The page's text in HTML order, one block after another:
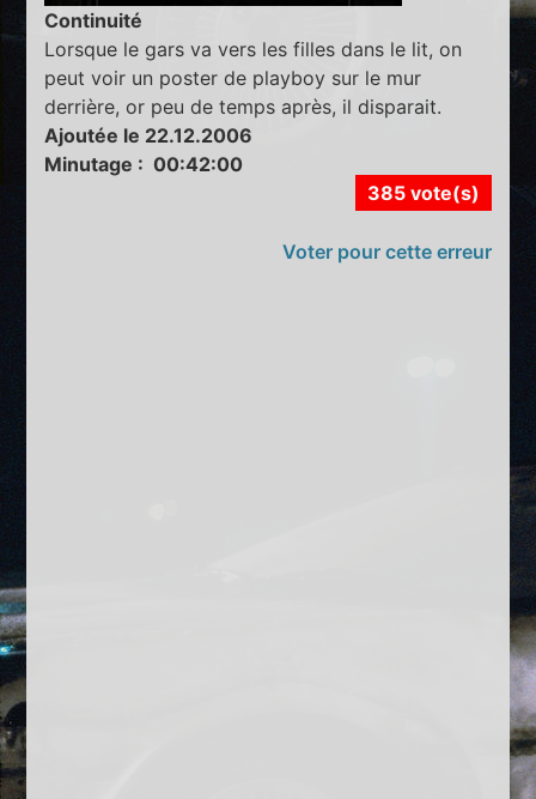
Continuité
Lorsque le gars va vers les filles dans le lit, on
peut voir un poster de playboy sur le mur
derrière, or peu de temps après, il disparait.
Ajoutée le 22.12.2006
Minutage : 00:42:00
385 vote(s)
Voter pour cette erreur